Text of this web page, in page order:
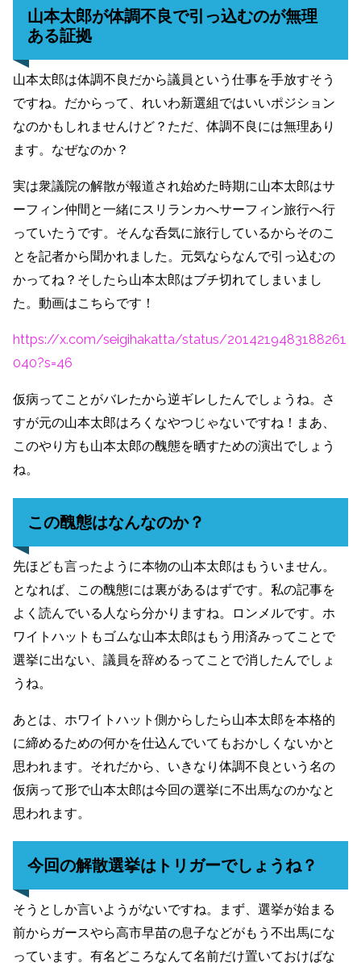
山本太郎が体調不良で引っ込むのが無理
ある証拠
山本太郎は体調不良だから議員という仕事を手放すそう
ですね。だからって、れいわ新選組ではいいポジション
なのかもしれませんけど？ただ、体調不良には無理あり
ます。なぜなのか？
実は衆議院の解散が報道され始めた時期に山本太郎はサ
ーフィン仲間と一緒にスリランカへサーフィン旅行へ行
っていたうです。そんな呑気に旅行しているからそのこ
とを記者から聞かれました。元気ならなんで引っ込むの
かってね？そしたら山本太郎はブチ切れてしまいまし
た。動画はこちらです！
https://x.com/seigihakatta/status/2014219483188261
040?s=46
仮病ってことがバレたから逆ギレしたんでしょうね。さ
すが元の山本太郎はろくなやつじゃないですね！まあ、
このやり方も山本太郎の醜態を晒すための演出でしょう
ね。
この醜態はなんなのか？
先ほども言ったように本物の山本太郎はもういません。
となれば、この醜態には裏があるはずです。私の記事を
よく読んでいる人なら分かりますね。ロンメルです。ホ
ワイトハットもゴムな山本太郎はもう用済みってことで
選挙に出ない、議員を辞めるってことで消したんでしょ
うね。
あとは、ホワイトハット側からしたら山本太郎を本格的
に締めるための何かを仕込んでいてもおかしくないかと
思われます。それだから、いきなり体調不良という名の
仮病って形で山本太郎は今回の選挙に不出馬なのかなと
思われます。
今回の解散選挙はトリガーでしょうね？
そうとしか言いようがないですね。まず、選挙が始まる
前からガースやら高市早苗の息子などがもう不出馬にな
っています。有名どころなんて名前だけ置いておけばな